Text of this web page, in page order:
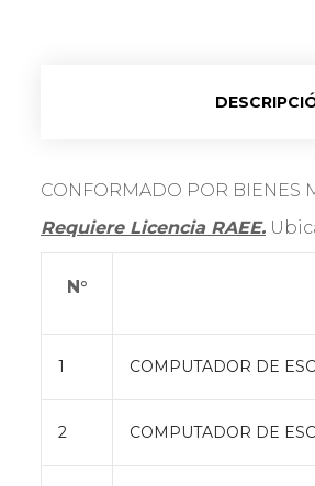
CONFORMADO POR BIENES
Requiere Licencia RAEE.
N°
1 COMPUTADOR DE
2 COMPUTADOR DE